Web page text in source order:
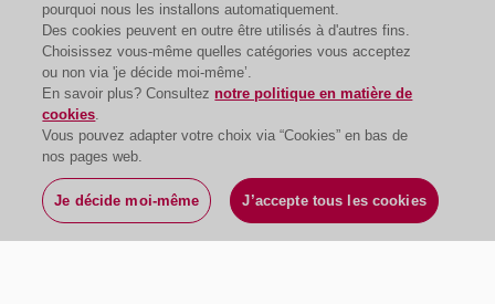
pourquoi nous les installons automatiquement.
Des cookies peuvent en outre être utilisés à d'autres fins.
Choisissez vous-même quelles catégories vous acceptez
ou non via 'je décide moi-même’.
En savoir plus? Consulteznotre politique en matière de
cookies.
Vous pouvez adapter votre choix via “Cookies” en bas de
nos pages web.
Je décide moi-même J’accepte tous les cookies